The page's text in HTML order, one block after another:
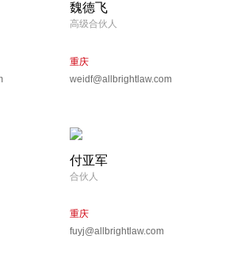
魏德飞
高级合伙人
重庆
weidf@allbrightlaw.com
付亚军
合伙人
重庆
fuyj@allbrightlaw.com